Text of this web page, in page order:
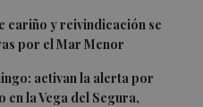
cariño y reivindicación se
por el Mar Menor
activan la alerta por
la Vega del Segura,